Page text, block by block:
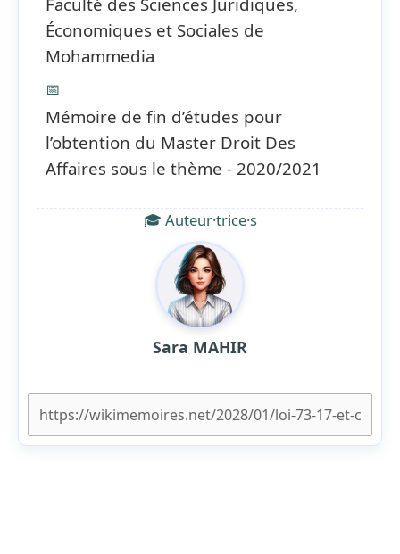
Économiques et Sociales de
Mohammedia
📅
Mémoire de fin d’études pour
l’obtention du Master Droit Des
Affaires sous le thème - 2020/2021
🎓 Auteur·trice·s
Sara MAHIR